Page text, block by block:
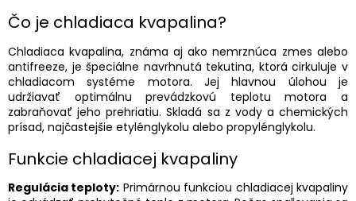
Čo je chladiaca kvapalina?
Chladiaca kvapalina, známa aj ako nemrznúca zmes alebo
antifreeze, je špeciálne navrhnutá tekutina, ktorá cirkuluje v
chladiacom systéme motora. Jej hlavnou úlohou je
udržiavať optimálnu prevádzkovú teplotu motora a
zabraňovať jeho prehriatiu. Skladá sa z vody a chemických
prísad, najčastejšie etylénglykolu alebo propylénglykolu.
Funkcie chladiacej kvapaliny
Regulácia teploty: Primárnou funkciou chladiacej kvapaliny